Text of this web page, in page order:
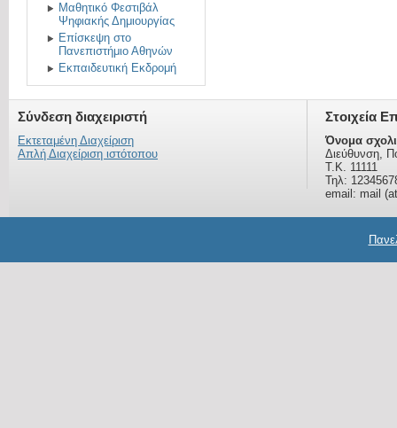
Μαθητικό Φεστιβάλ
Ψηφιακής Δημιουργίας
Επίσκεψη στο
Πανεπιστήμιο Αθηνών
Εκπαιδευτική Εκδρομή
Σύνδεση διαχειριστή
Εκτεταμένη Διαχείριση
Απλή Διαχείριση ιστότοπου
Στοιχεία
Όνομα
Διεύθυνση,
Τ.Κ. 11111
Τηλ:
email: mail